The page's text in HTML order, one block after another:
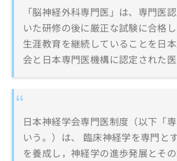
「脳神経外科専門医」は、専門医
いた研修の後に厳正な試験に合格
生涯教育を継続していることを日
会と日本専門医機構に認定された医
日本神経学会専門医制度（以下「
いう。）は、 臨床神経学を専門と
を養成し，神経学の進歩発展とそ